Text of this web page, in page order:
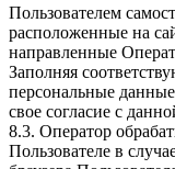
Пользователем
расположенные на
направленные
Заполняя
персональные
свое согласие с
8.3. Оператор
Пользователе в